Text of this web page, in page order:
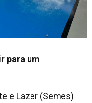
para um
e Lazer (Semes)